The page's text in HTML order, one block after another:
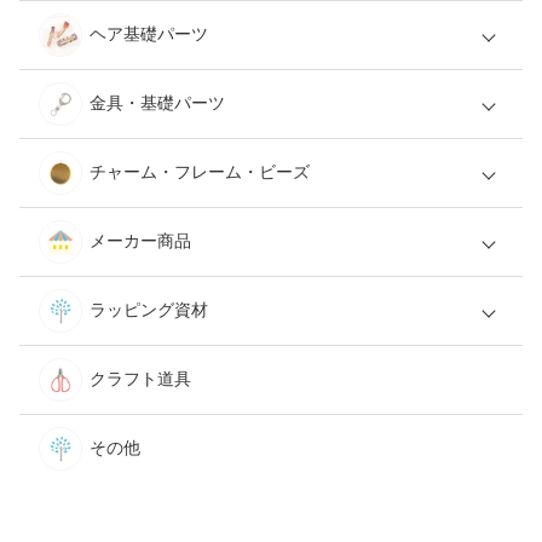
ヘア基礎パーツ
金具・基礎パーツ
チャーム・フレーム・ビーズ
メーカー商品
ラッピング資材
クラフト道具
その他